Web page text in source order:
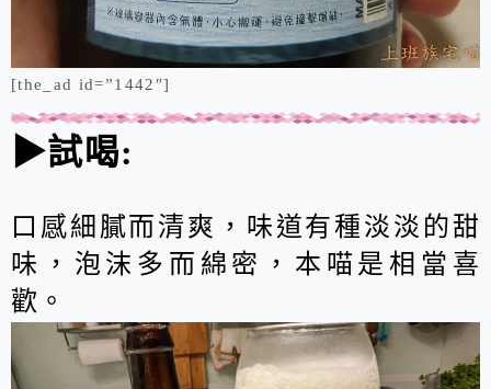
[the_ad id=”1442″]
▶試喝:
口感細膩而清爽，味道有種淡淡的甜
味，泡沫多而綿密，本喵是相當喜
歡。